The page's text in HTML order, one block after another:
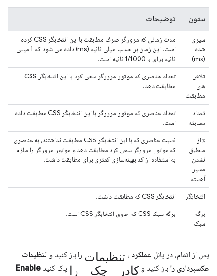
ستون توضیحات
سپری
شده
(ms)
مدت زمانی که مرورگر صرف مطابقت با این انتخابگر CSS کرده
است. این زمان بر حسب میلی ثانیه (ms) داده می شود که 1 میلی
ثانیه برابر با 1/1000 ثانیه است.
تلاش
های
مطابقت
تعداد عناصری که موتور مرورگر سعی کرد با این انتخابگر CSS
مطابقت دهد.
تعداد
مسابقه
تعداد عناصری که موتور مرورگر با این انتخابگر CSS مطابقت داده
است.
٪ از
منطبق
نشدن
مسیر
آهسته
نسبت عناصری که با این انتخابگر CSS مطابقت نداشتند، به عناصری
که موتور مرورگر سعی کرد مطابقت دهد و موتور مرورگر را ملزم
به استفاده از کد بهینه‌سازی کمتری برای مطابقت داشت.
انتخابگر
انتخابگر CSS که مطابقت داشت.
برگه
سبک
برگه سبک CSS که حاوی انتخابگر CSS است.
پس از اتمام، در پانل عملکرد ، تنظیمات را باز کنید و تنظیمات
عکسبرداری را باز کنید وکادر چک را پاک کنید Enable